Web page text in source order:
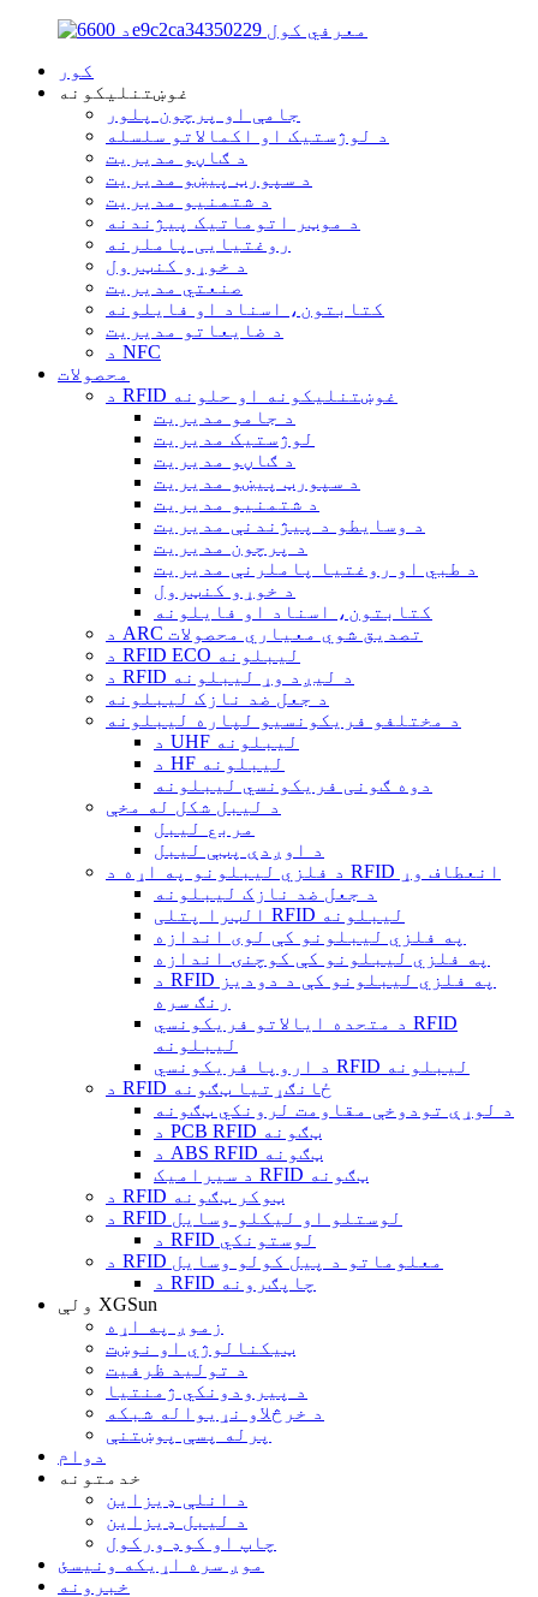
کور
غوښتنلیکونه
جامې او پرچون پلور
د لوژستیک او اکمالاتو سلسله
د ګاڼو مدیریت
د سپورټ پیښو مدیریت
د شتمنیو مدیریت
د موټر اتوماتیک پیژندنه
روغتیایی پاملرنه
د خوړو کنټرول
صنعتي مدیریت
کتابتون، اسناد او فایلونه
د ضایعاتو مدیریت
د NFC
محصولات
د RFID غوښتنلیکونه او حلونه
د جامو مدیریت
لوژستیک مدیریت
د ګاڼو مدیریت
د سپورټ پیښو مدیریت
د شتمنیو مدیریت
د وسایطو د پیژندنې مدیریت
د پرچون مدیریت
د طبي او روغتیا پاملرنې مدیریت
د خوړو کنټرول
کتابتون، اسناد او فایلونه
د ARC تصدیق شوي معیاري محصولات
د RFID ECO لیبلونه
د RFID د لیږد وړ لیبلونه
د جعل ضد نازک لیبلونه
د مختلفو فریکونسیو لپاره لیبلونه
د UHF لیبلونه
د HF لیبلونه
دوه ګونی فریکونسي لیبلونه
د لیبل شکل له مخې
مربع لیبل
د اوږدې پټې لیبل
د فلزي لیبلونو په اړه د RFID انعطاف وړ
د جعل ضد نازک لیبلونه
الټرا پتلی RFID لیبلونه
په فلزي لیبلونو کې لوی اندازه
په فلزي لیبلونو کې کوچنۍ اندازه
د RFID په فلزي لیبلونو کې د دودیز
رنګ سره
د متحده ایالاتو فریکونسي RFID
لیبلونه
د اروپا فریکونسي RFID لیبلونه
د RFID ځانګړتیا ټګونه
د لوړې تودوخې مقاومت لرونکي ټګونه
د PCB RFID ټګونه
د ABS RFID ټګونه
د سیرامیک RFID ټګونه
د RFID ټوکر ټګونه
د RFID لوستلو او لیکلو وسایل
د RFID لوستونکي
د RFID معلوماتو د پیل کولو وسایل
د RFID چاپګرونه
ولې XGSun
زموږ په اړه
ټیکنالوژي او نوښت
د تولید ظرفیت
د پیرودونکي ژمنتیا
د خرڅلاو نړیواله شبکه
پرله پسې پوښتنې
دوام
خدمتونه
د انلې ډیزاین
د لیبل ډیزاین
چاپ او کوډ ورکول
موږ سره اړیکه ونیسئ
خبرونه